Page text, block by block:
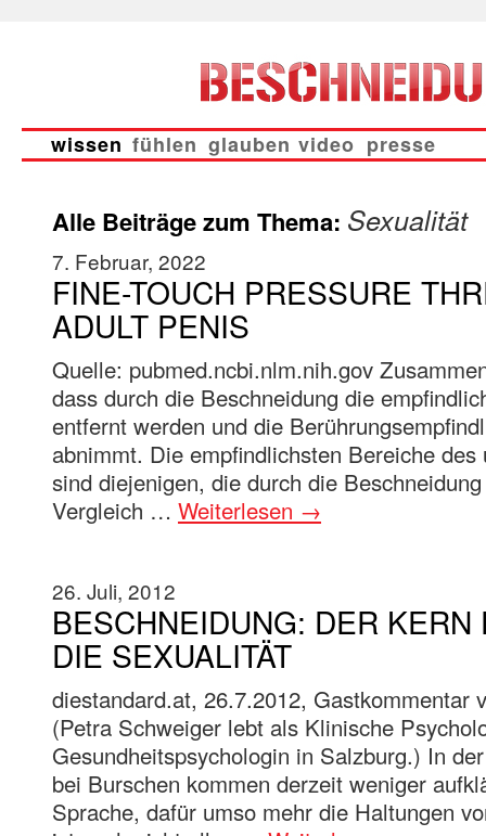
wissen fühlen glauben video presse
Alle Beiträge zum Thema: Sexualität
7. Februar, 2022
FINE-TOUCH PRESSURE
ADULT PENIS
Quelle: pubmed.ncbi.nlm.nih.gov
dass durch die Beschneidung die
entfernt werden und die
abnimmt. Die empfindlichsten Bereiche des
sind diejenigen, die durch die
Vergleich … Weiterlesen →
26. Juli, 2012
BESCHNEIDUNG: DER KERN
DIE SEXUALITÄT
diestandard.at, 26.7.2012, Gastkommentar
(Petra Schweiger lebt als Klinische
Gesundheitspsychologin in Salzburg.) In
bei Burschen kommen derzeit weniger
Sprache, dafür umso mehr die Haltungen